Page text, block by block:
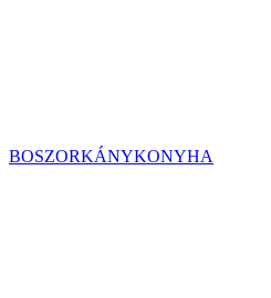
BOSZORKÁNYKONYHA